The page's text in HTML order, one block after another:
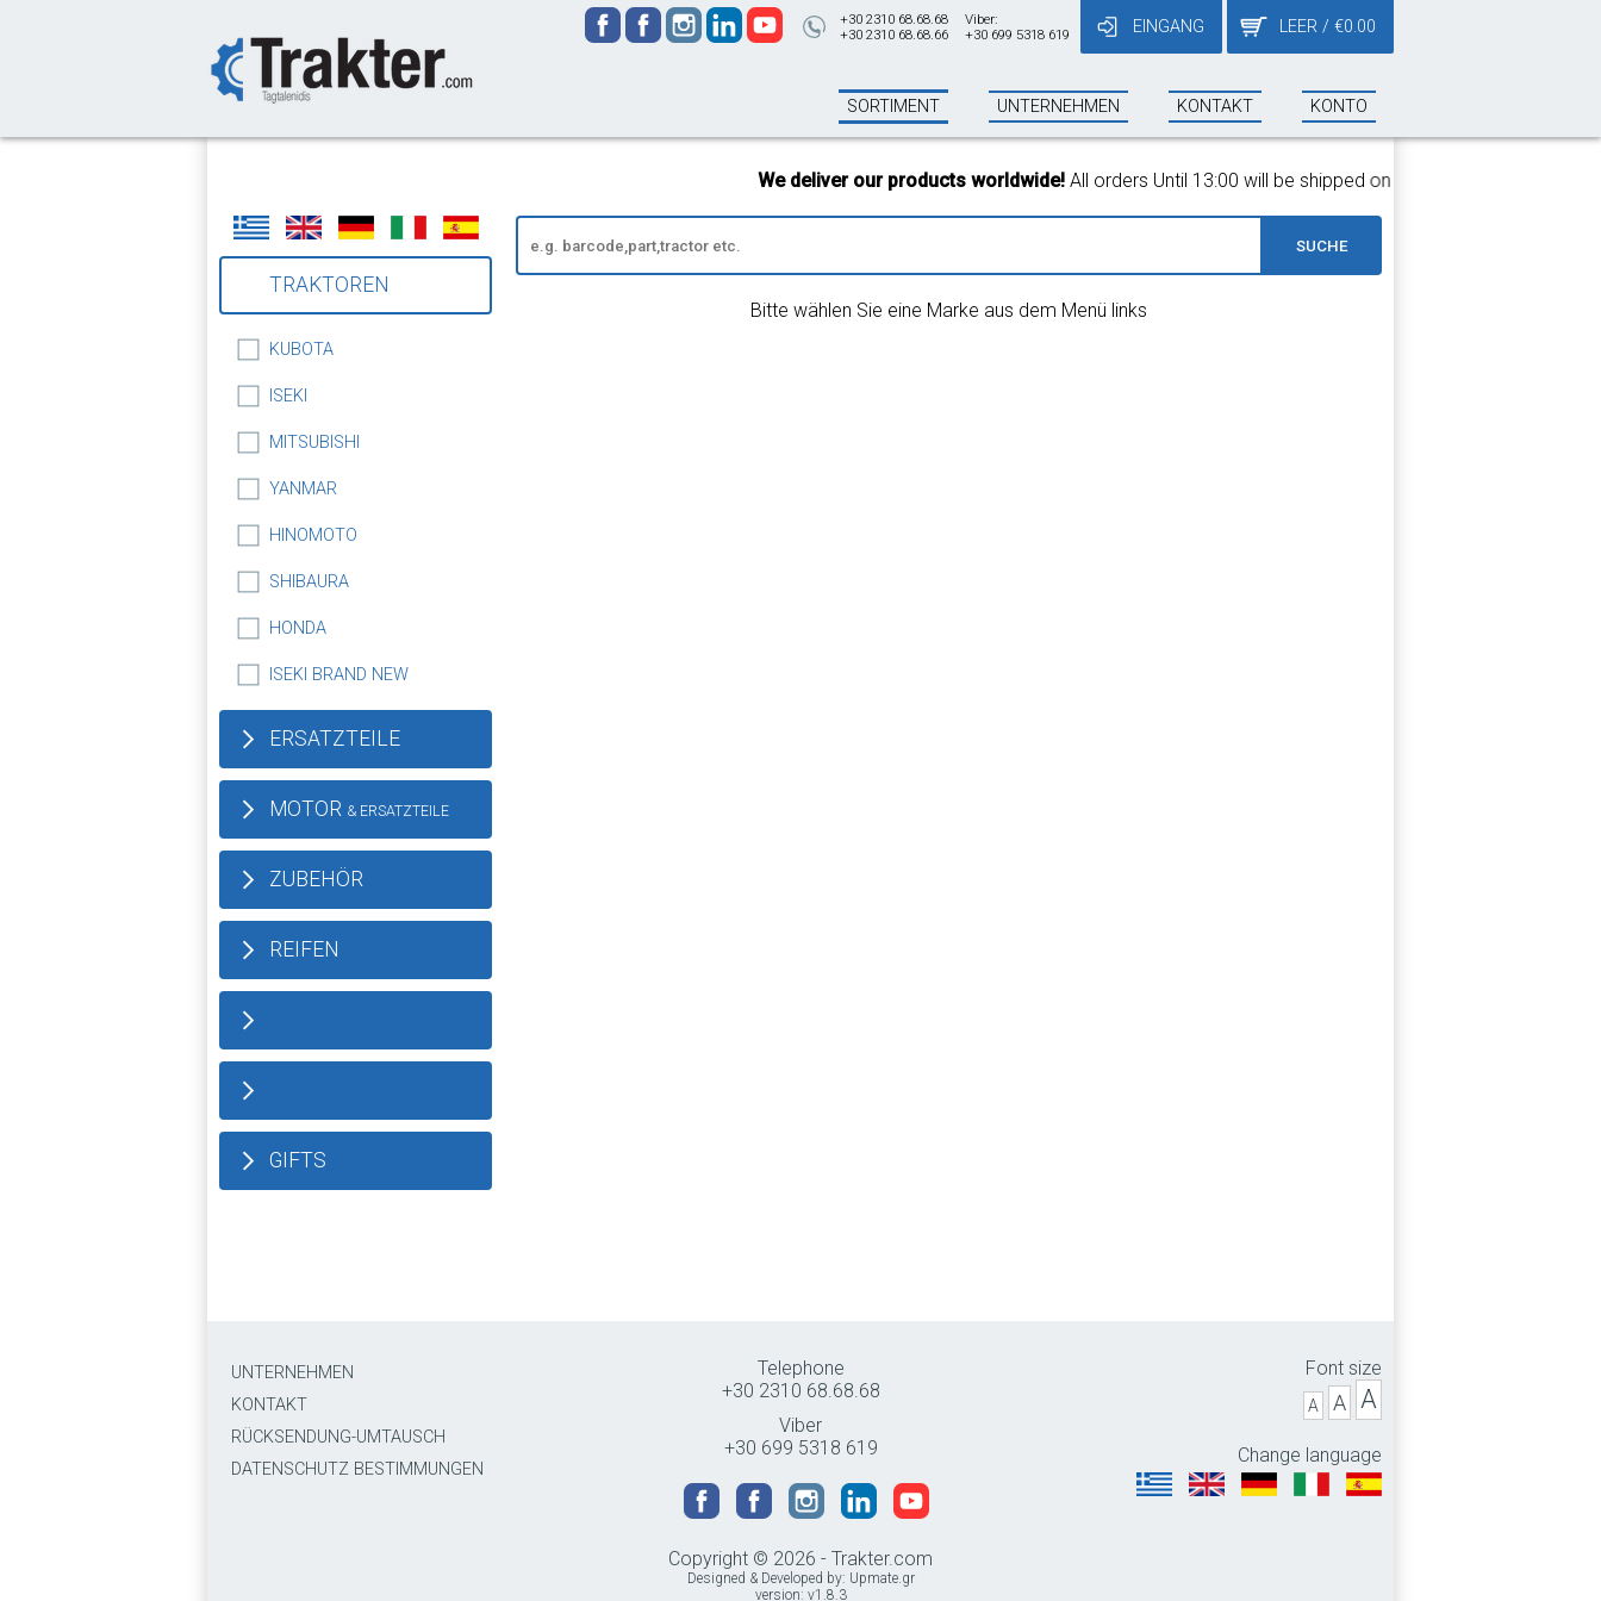
+30 2310 68.68.68
+30 2310 68.68.66
Viber:
+30 699 5318 619
EINGANG LEER / €0.00
SORTIMENT UNTERNEHMEN KONTAKT KONTO
We deliver our products worldwide!All orders Until 13:00 will be shipped on the same day!
TRAKTOREN
KUBOTA
ISEKI
MITSUBISHI
YANMAR
HINOMOTO
SHIBAURA
HONDA
ISEKI BRAND NEW
ERSATZTEILE
MOTOR & ERSATZTEILE
ZUBEHÖR
REIFEN
GIFTS
SUCHE
Bitte wählen Sie eine Marke aus dem Menü links
UNTERNEHMEN
KONTAKT
RÜCKSENDUNG-UMTAUSCH
DATENSCHUTZ BESTIMMUNGEN
Telephone
+30 2310 68.68.68
Viber
+30 699 5318 619
Copyright © 2026 - Trakter.com
Designed & Developed by: Upmate.gr
version: v1.8.3
Font size
A A A
Change language